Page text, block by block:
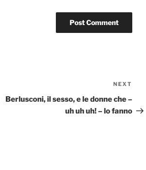
Post
NEXT
Berlusconi, il sesso, e le donne che –
uh uh uh! – lo fanno